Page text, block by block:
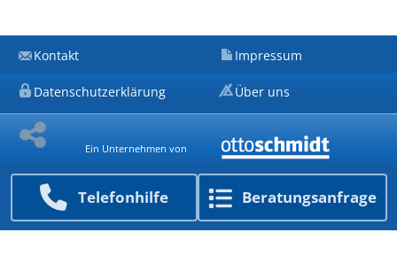
Telefon­hilfe Beratungs­anfrage
Kontakt Impressum
Datenschutzerklärung Über uns
Ein Unternehmen von